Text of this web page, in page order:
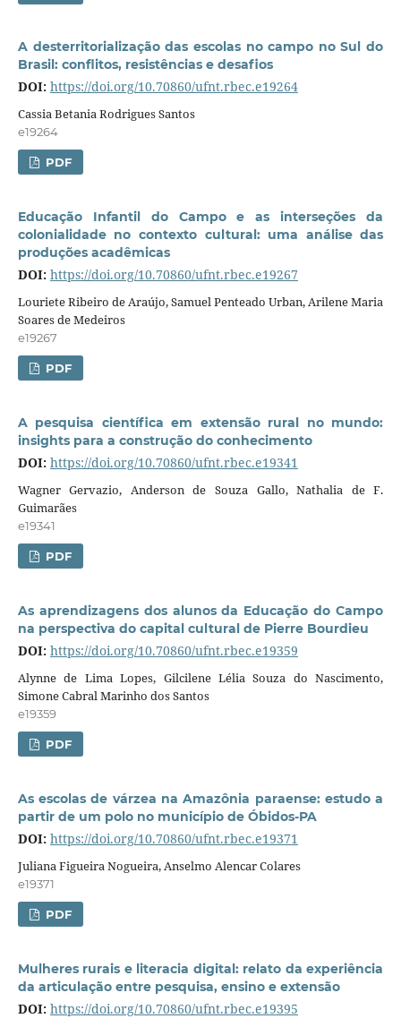
A desterritorialização das escolas no campo no Sul do
Brasil: conflitos, resistências e desafios
DOI: https://doi.org/10.70860/ufnt.rbec.e19264
Cassia Betania Rodrigues Santos
e19264
PDF
Educação Infantil do Campo e as interseções da
colonialidade no contexto cultural: uma análise das
produções acadêmicas
DOI: https://doi.org/10.70860/ufnt.rbec.e19267
Louriete Ribeiro de Araújo, Samuel Penteado Urban, Arilene Maria
Soares de Medeiros
e19267
PDF
A pesquisa científica em extensão rural no mundo:
insights para a construção do conhecimento
DOI: https://doi.org/10.70860/ufnt.rbec.e19341
Wagner Gervazio, Anderson de Souza Gallo, Nathalia de F.
Guimarães
e19341
PDF
As aprendizagens dos alunos da Educação do Campo
na perspectiva do capital cultural de Pierre Bourdieu
DOI: https://doi.org/10.70860/ufnt.rbec.e19359
Alynne de Lima Lopes, Gilcilene Lélia Souza do Nascimento,
Simone Cabral Marinho dos Santos
e19359
PDF
As escolas de várzea na Amazônia paraense: estudo a
partir de um polo no município de Óbidos-PA
DOI: https://doi.org/10.70860/ufnt.rbec.e19371
Juliana Figueira Nogueira, Anselmo Alencar Colares
e19371
PDF
Mulheres rurais e literacia digital: relato da experiência
da articulação entre pesquisa, ensino e extensão
DOI: https://doi.org/10.70860/ufnt.rbec.e19395